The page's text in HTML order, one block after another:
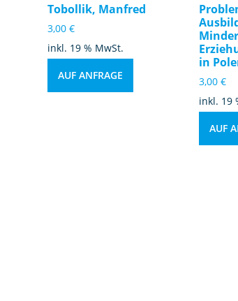
Tobollik, Manfred
3,00 €
inkl. 19 % MwSt.
AUF ANFRAGE
in
3,00 €
inkl. 19
AUF